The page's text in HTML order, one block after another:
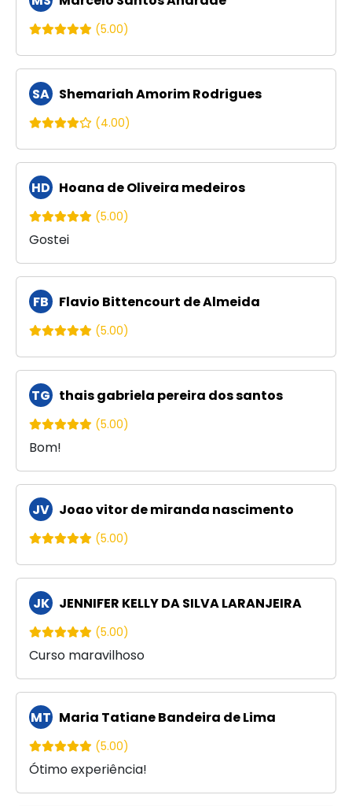
(5.00)
SA Shemariah Amorim Rodrigues
(4.00)
HD Hoana de Oliveira medeiros
(5.00)
Gostei
FB Flavio Bittencourt de Almeida
(5.00)
TG thais gabriela pereira dos santos
(5.00)
Bom!
JV Joao vitor de miranda nascimento
(5.00)
JK JENNIFER KELLY DA SILVA LARANJEIRA
(5.00)
Curso maravilhoso
MT Maria Tatiane Bandeira de Lima
(5.00)
Ótimo experiência!